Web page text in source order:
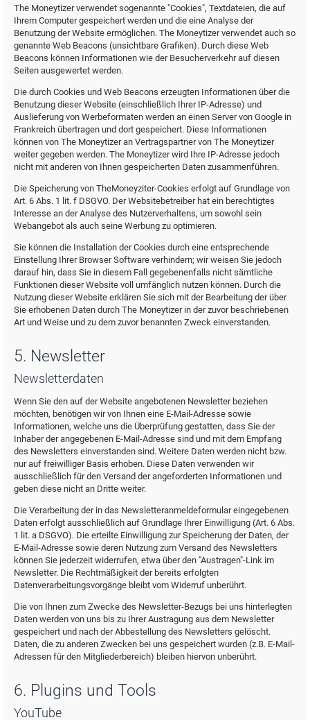
The Moneytizer verwendet sogenannte "Cookies", Textdateien, die auf
Ihrem Computer gespeichert werden und die eine Analyse der
Benutzung der Website ermöglichen. The Moneytizer verwendet auch so
genannte Web Beacons (unsichtbare Grafiken). Durch diese Web
Beacons können Informationen wie der Besucherverkehr auf diesen
Seiten ausgewertet werden.
Die durch Cookies und Web Beacons erzeugten Informationen über die
Benutzung dieser Website (einschließlich Ihrer IP-Adresse) und
Auslieferung von Werbeformaten werden an einen Server von Google in
Frankreich übertragen und dort gespeichert. Diese Informationen
können von The Moneytizer an Vertragspartner von The Moneytizer
weiter gegeben werden. The Moneytizer wird Ihre IP-Adresse jedoch
nicht mit anderen von Ihnen gespeicherten Daten zusammenführen.
Die Speicherung von TheMoneyziter-Cookies erfolgt auf Grundlage von
Art. 6 Abs. 1 lit. f DSGVO. Der Websitebetreiber hat ein berechtigtes
Interesse an der Analyse des Nutzerverhaltens, um sowohl sein
Webangebot als auch seine Werbung zu optimieren.
Sie können die Installation der Cookies durch eine entsprechende
Einstellung Ihrer Browser Software verhindern; wir weisen Sie jedoch
darauf hin, dass Sie in diesem Fall gegebenenfalls nicht sämtliche
Funktionen dieser Website voll umfänglich nutzen können. Durch die
Nutzung dieser Website erklären Sie sich mit der Bearbeitung der über
Sie erhobenen Daten durch The Moneytizer in der zuvor beschriebenen
Art und Weise und zu dem zuvor benannten Zweck einverstanden.
5. Newsletter
Newsletterdaten
Wenn Sie den auf der Website angebotenen Newsletter beziehen
möchten, benötigen wir von Ihnen eine E-Mail-Adresse sowie
Informationen, welche uns die Überprüfung gestatten, dass Sie der
Inhaber der angegebenen E-Mail-Adresse sind und mit dem Empfang
des Newsletters einverstanden sind. Weitere Daten werden nicht bzw.
nur auf freiwilliger Basis erhoben. Diese Daten verwenden wir
ausschließlich für den Versand der angeforderten Informationen und
geben diese nicht an Dritte weiter.
Die Verarbeitung der in das Newsletteranmeldeformular eingegebenen
Daten erfolgt ausschließlich auf Grundlage Ihrer Einwilligung (Art. 6 Abs.
1 lit. a DSGVO). Die erteilte Einwilligung zur Speicherung der Daten, der
E-Mail-Adresse sowie deren Nutzung zum Versand des Newsletters
können Sie jederzeit widerrufen, etwa über den "Austragen"-Link im
Newsletter. Die Rechtmäßigkeit der bereits erfolgten
Datenverarbeitungsvorgänge bleibt vom Widerruf unberührt.
Die von Ihnen zum Zwecke des Newsletter-Bezugs bei uns hinterlegten
Daten werden von uns bis zu Ihrer Austragung aus dem Newsletter
gespeichert und nach der Abbestellung des Newsletters gelöscht.
Daten, die zu anderen Zwecken bei uns gespeichert wurden (z.B. E-Mail-
Adressen für den Mitgliederbereich) bleiben hiervon unberührt.
6. Plugins und Tools
YouTube